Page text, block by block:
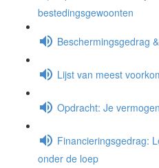
bestedingsgewoonten
Beschermingsgedrag
Lijst van meest
Opdracht: Je
Financieringsgedrag:
onder de loep